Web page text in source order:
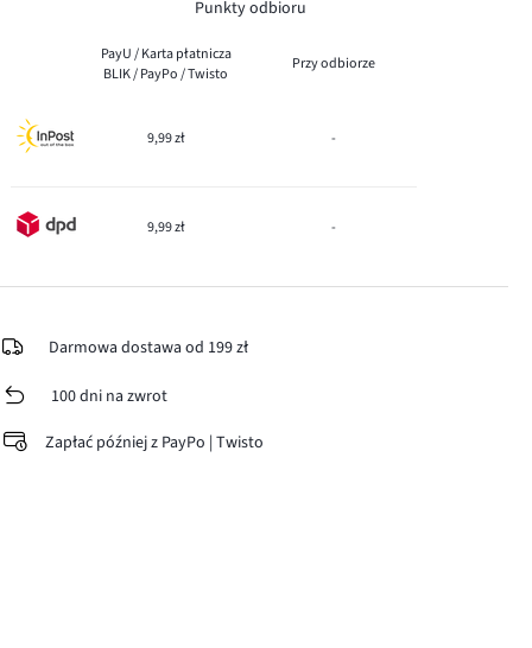
Punkty odbioru
PayU / Karta płatnicza
BLIK / PayPo / Twisto
Przy odbiorze
9,99 zł -
9,99 zł -
Darmowa dostawa od 199 zł
100 dni na zwrot
Zapłać później z PayPo | Twisto